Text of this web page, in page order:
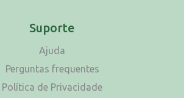
Suporte
Ajuda
Perguntas frequentes
Política de Privacidade